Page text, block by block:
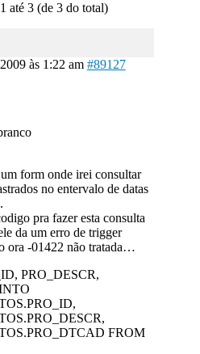
até 3 (de 3 do total)
às 1:22 am #89127
form onde irei consultar
no entervalo de datas
pra fazer esta consulta
da um erro de trigger
ora -01422 não tratada…
PRO_DESCR,
FROM